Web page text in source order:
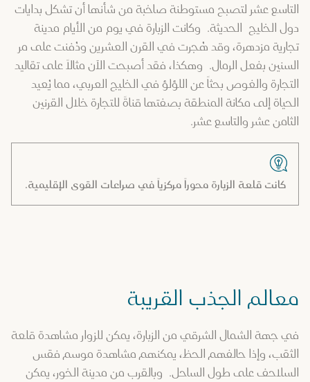
التاسع عشر لتصبح مستوطنة صاخبة من شأنها أن تشكل بدايات
دول الخليج الحديثة. وكانت الزبارة في يوم من الأيام مدينة
تجارية مزدهرة، وقد هُجرت في القرن العشرين ودُفنت على مر
السنين بفعل الرمال. وهكذا، فقد أصبحت الآن مثالاً على تقاليد
التجارة والغوص بحثاً عن اللؤلؤ في الخليج العربي، مما يُعيد
الحياة إلى مكانة المنطقة بصفتها قناةً للتجارة خلال القرنين
الثامن عشر والتاسع عشر.
كانت قلعة الزبارة محوراً مركزياً في صراعات القوى الإقليمية.
معالم الجذب القريبة
في جهة الشمال الشرقي من الزبارة، يمكن للزوار مشاهدة قلعة
الثقب، وإذا حالفهم الحظ، يمكنهم مشاهدة موسم فقس
السلاحف على طول الساحل. وبالقرب من مدينة الخور، يمكن